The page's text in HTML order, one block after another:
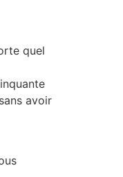
quel
avoir